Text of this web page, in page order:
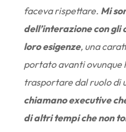
faceva rispettare. Mi
dell’interazione con
loro esigenze, una
portato avanti ovunque
trasportare dal ruolo di
chiamano executive
di altri tempi che non